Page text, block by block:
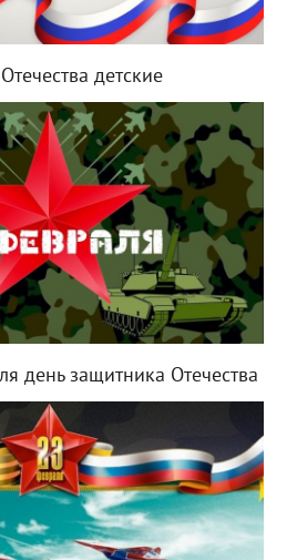
детские
день защитника Отечества